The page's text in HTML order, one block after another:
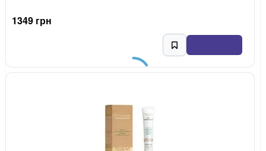
1349 грн